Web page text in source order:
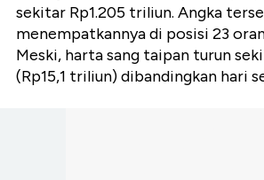
sekitar Rp1.205 triliun. Angka
menempatkannya di posisi 23
Meski, harta sang taipan turun
(Rp15,1 triliun) dibandingkan hari